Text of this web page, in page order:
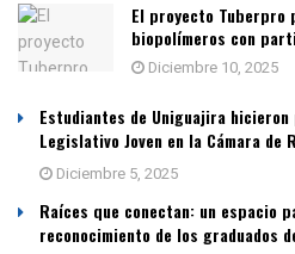
El proyecto Tuberpro
biopolímeros con
Diciembre 10, 2025
Estudiantes de Uniguajira
Legislativo Joven en la Cámara de
Diciembre 5, 2025
Raíces que conectan: un espacio
reconocimiento de los graduados